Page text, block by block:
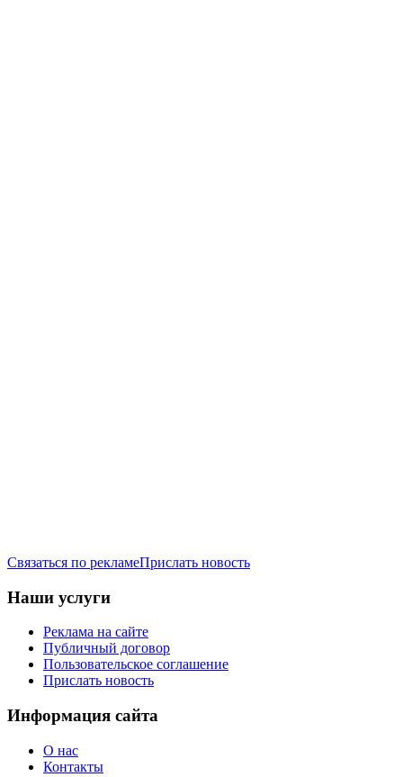
Связаться по рекламеПрислать новость
Наши услуги
Реклама на сайте
Публичный договор
Пользовательское соглашение
Прислать новость
Информация сайта
О нас
Контакты